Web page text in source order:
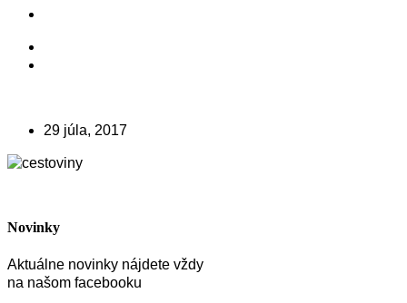
29 júla, 2017
Novinky
Aktuálne novinky nájdete vždy
na našom facebooku